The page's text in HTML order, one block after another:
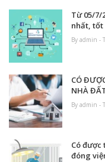
Từ 05/7/
nhất, tốt
By admin -
CÓ
NHÀ
By admin -
Có được
đóng